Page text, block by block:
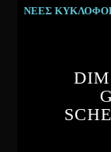
ΝΕΕΣ